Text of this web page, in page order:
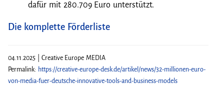
dafür mit 280.709 Euro unterstützt.
Die komplette Förderliste
04.11.2025 | Creative Europe MEDIA
Permalink: https://creative-europe-desk.de/artikel/news/32-millionen-euro-
von-media-fuer-deutsche-innovative-tools-and-business-models